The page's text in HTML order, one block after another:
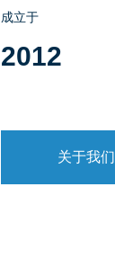
成立于
2012
关于我们